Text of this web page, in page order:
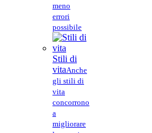
meno
errori
possibile
Stili di
vitaAnche
gli stili di
vita
concorrono
a
migliorare